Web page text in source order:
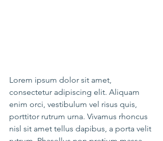
Lorem ipsum dolor sit amet,
consectetur adipiscing elit. Aliquam
enim orci, vestibulum vel risus quis,
porttitor rutrum urna. Vivamus rhoncus
nisl sit amet tellus dapibus, a porta velit